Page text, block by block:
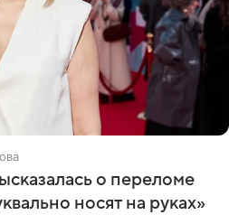
о переломе
носят на руках»